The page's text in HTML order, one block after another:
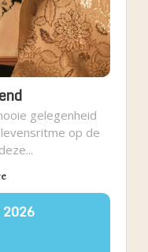
gelegenheid
op de
2026